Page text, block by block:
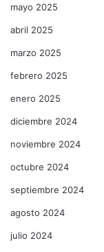
mayo 2025
abril 2025
marzo 2025
febrero 2025
enero 2025
diciembre 2024
noviembre 2024
octubre 2024
septiembre 2024
agosto 2024
julio 2024